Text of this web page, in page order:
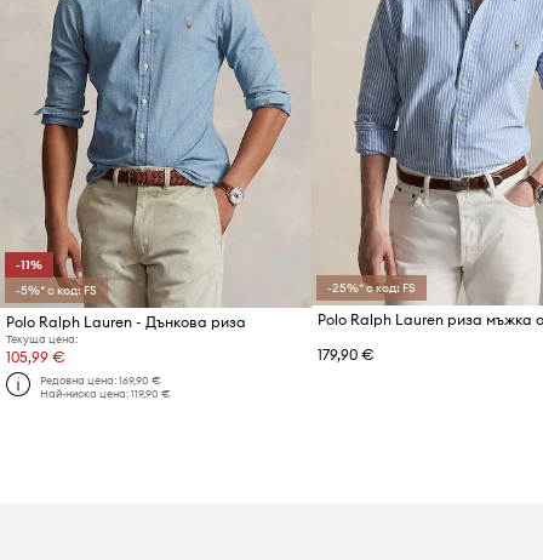
-11%
-5%* с код: FS
Polo Ralph Lauren - Дънкова риза
Текуща цена:
105,99 €
Редовна цена:169,90 €
Най-ниска цена:119,90 €
-25%* с код: FS
Polo Ralph Lauren риза мъжка
179,90 €